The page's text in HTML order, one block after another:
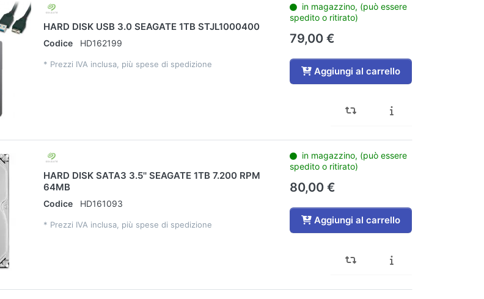
HARD DISK USB 3.0 SEAGATE 1TB STJL1000400
Codice HD162199
* Prezzi IVA inclusa, più spese di spedizione
in magazzino, (può essere
spedito o ritirato)
79,00 €
Aggiungi al carrello
HARD DISK SATA3 3.5'' SEAGATE 1TB 7.200 RPM
64MB
Codice HD161093
* Prezzi IVA inclusa, più spese di spedizione
in magazzino, (può essere
spedito o ritirato)
80,00 €
Aggiungi al carrello